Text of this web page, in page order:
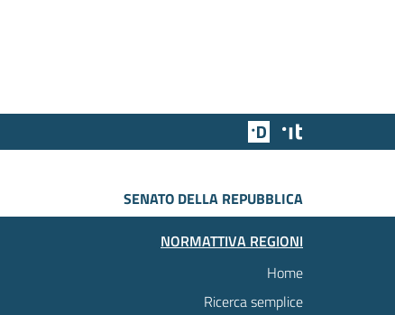
Team Digitale
SENATO DELLA REPUBBLICA
NORMATTIVA REGIONI
Home
Ricerca semplice